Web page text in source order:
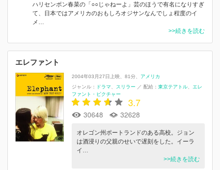
ハリセンボン春菜の「○○じゃねーよ」芸のほうで有名になりすぎ
て、日本ではアメリカのおもしろオジサンなんでしょ程度のイ
メ…
>>続きを読む
エレファント
2004年03月27日上映 81分
アメリカ
ジャンル：
ドラマ スリラー ／ 配給： 東京テアトル
エレ
ファント・ピクチャー
3.7
30648 32628
オレゴン州ポートランドのある高校。ジョン
は酒浸りの父親のせいで遅刻をした。イーラ
イ…
>>続きを読む